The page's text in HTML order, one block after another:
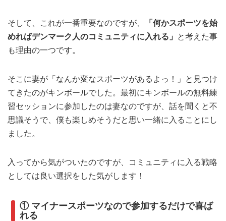
そして、これが一番重要なのですが、
「何かスポーツを始
めればデンマーク人のコミュニティに入れる」 と考えた事
も理由の一つです。
そこに妻が「なんか変なスポーツがあるよっ！」と見つけ
てきたのがキンボールでした。最初にキンボールの無料練
習セッションに参加したのは妻なのですが、話を聞くと不
思議そうで、僕も楽しめそうだと思い一緒に入ることにし
ました。
入ってから気がついたのですが、コミュニティに入る戦略
としては良い選択をした気がします！
① マイナースポーツなので参加するだけで喜ば
れる